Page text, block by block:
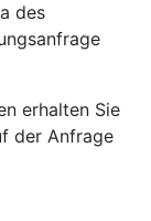
des
erhalten Sie
der Anfrage